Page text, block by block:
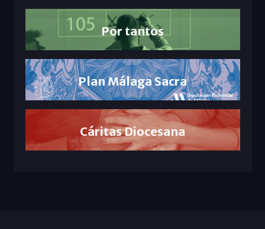
Por tantos
Plan Málaga Sacra
Cáritas Diocesana